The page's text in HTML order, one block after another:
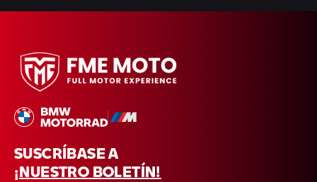
SUSCRÍBASE A
¡NUESTRO BOLETÍN!